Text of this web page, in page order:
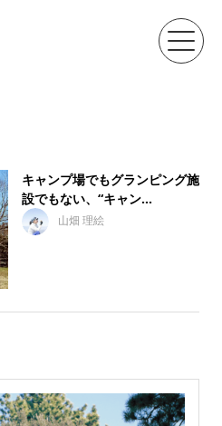
キャンプ場でもグランピング施
設でもない、“キャン...
山畑 理絵